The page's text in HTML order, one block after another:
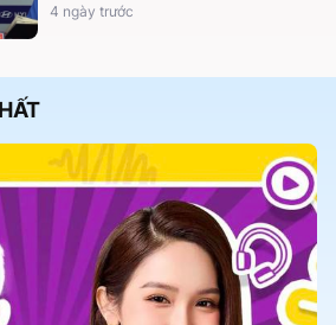
4 ngày trước